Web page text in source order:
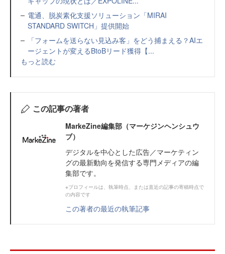
電通、脱炭素化支援ソリューション「MIRAI
STANDARD SWITCH」提供開始
「フォームを送らない見込み客」をどう捕まえる？AIエ
ージェントが変えるBtoBリード獲得【...
もっと読む
この記事の著者
MarkeZine編集部（マーケジンヘンシュウ
ブ）
デジタルを中心とした広告／マーケティン
グの最新動向を発信する専門メディアの編
集部です。
※プロフィールは、執筆時点、または直近の記事の寄稿時点で
の内容です
この著者の最近の執筆記事